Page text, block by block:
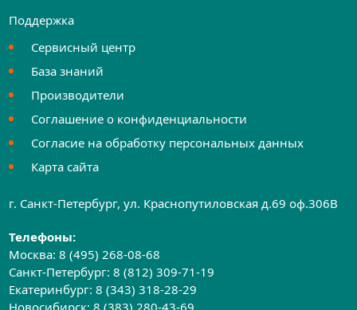
Поддержка
Сервисный центр
База знаний
Производители
Соглашение о конфиденциальности
Согласие на обработку персональных данных
Карта сайта
г. Санкт-Петербург, ул. Краснопутиловская д.69 оф.306B
Телефоны:
Москва:8 (495) 268-08-68
Санкт-Петербург:8 (812) 309-71-19
Екатеринбург:8 (343) 318-28-29
Новосибирск:8 (383) 280-43-69